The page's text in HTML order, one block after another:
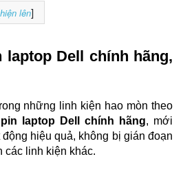
hiện lên]
laptop Dell chính hãng,
những linh kiện hao mòn theo
laptop Dell chính hãng, mới
hiệu quả, không bị gián đoạn
các linh kiện khác.